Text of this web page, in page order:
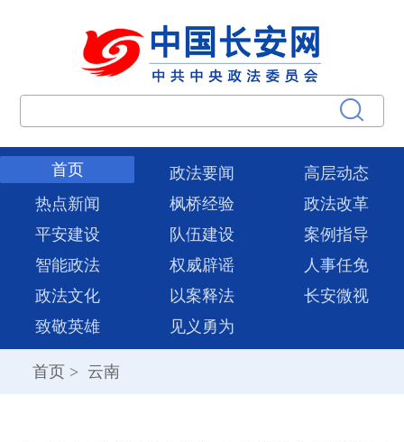
首页 政法要闻
高层动态
热点新闻
枫桥经验
政法改革
平安建设
队伍建设
案例指导
智能政法
权威辟谣
人事任免
政法文化
以案释法
长安微视
致敬英雄
见义勇为
首页 > 云南